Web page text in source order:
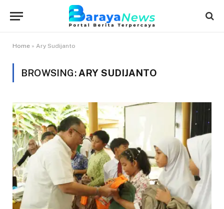
Home » Ary Sudijanto
BROWSING: ARY SUDIJANTO